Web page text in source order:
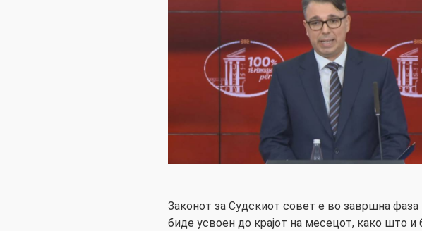
Законот за Судскиот совет е во завршна
биде усвоен до крајот на месецот, како што и